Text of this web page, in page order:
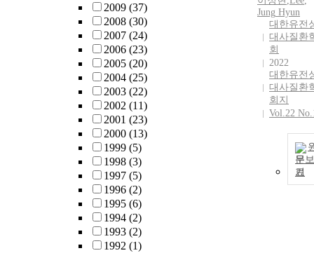
2009 (37)
2008 (30)
2007 (24)
2006 (23)
2005 (20)
2004 (25)
2003 (22)
2002 (11)
2001 (23)
2000 (13)
1999 (5)
1998 (3)
1997 (5)
1996 (2)
1995 (6)
1994 (2)
1993 (2)
1992 (1)
Jung Hyun
대한유전
대사질환
회
2022
대한유전
대사질환
회지
Vol.22
문보
기